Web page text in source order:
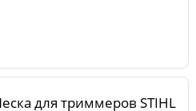
для триммеров STIHL